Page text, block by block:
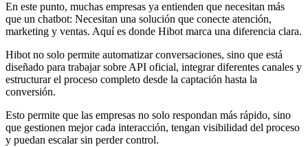
En este punto, muchas empresas ya entienden que necesitan más
que un chatbot: Necesitan una solución que conecte atención,
marketing y ventas. Aquí es donde Hibot marca una diferencia clara.
Hibot no solo permite automatizar conversaciones, sino que está
diseñado para trabajar sobre API oficial, integrar diferentes canales y
estructurar el proceso completo desde la captación hasta la
conversión.
Esto permite que las empresas no solo respondan más rápido, sino
que gestionen mejor cada interacción, tengan visibilidad del proceso
y puedan escalar sin perder control.